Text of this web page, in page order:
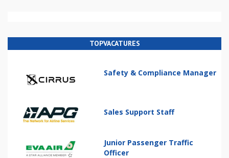
TOPVACATURES
Safety & Compliance Manager
Sales Support Staff
Junior Passenger Traffic
Officer